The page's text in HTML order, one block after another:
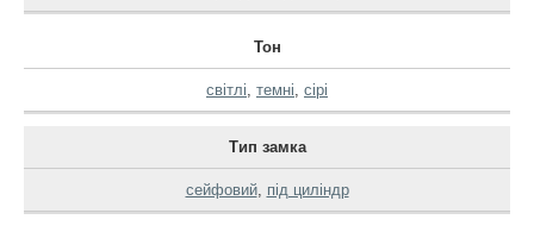
Тон
світлі темні сірі
Тип замка
сейфовий, під циліндр